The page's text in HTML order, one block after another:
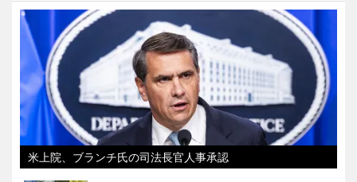
米上院、ブランチ氏の司法長官人事承認